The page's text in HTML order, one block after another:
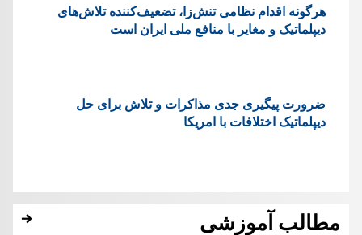
هرگونه اقدام نظامی تنش‌زا، تضعیف‌کننده تلاش‌های
دیپلماتیک و مغایر با منافع ملی ایران است
ضرورت پیگیری جدی مذاکرات و تلاش برای حل
دیپلماتیک اختلافات با امریکا
مطالب آموزشی